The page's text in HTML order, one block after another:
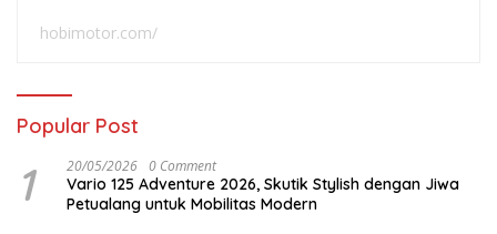
hobimotor.com/
Popular Post
1 20/05/2026 0 Comment
Vario 125 Adventure 2026, Skutik Stylish dengan Jiwa
Petualang untuk Mobilitas Modern